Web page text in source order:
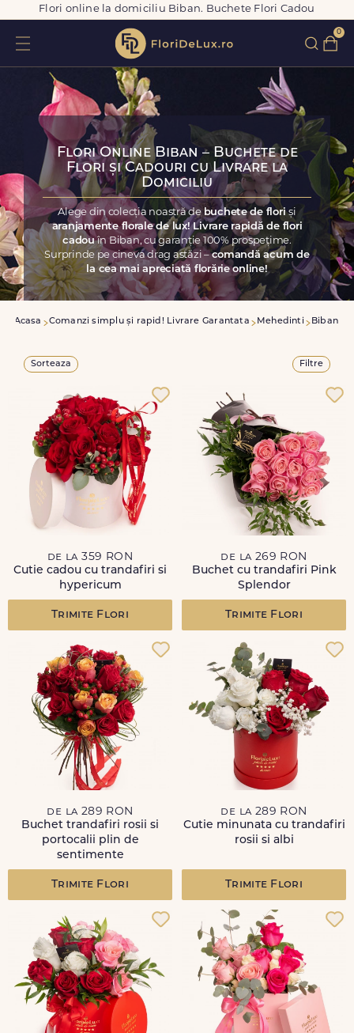
Flori online la domiciliu Biban. Buchete Flori Cadou
0
Flori Online Biban – Buchete de
Flori și Cadouri cu Livrare la
Domiciliu
Alege din colecția noastră de buchete de floriși
aranjamente florale de lux! Livrare rapidă de flori
cadouîn Biban, cu garanție 100% prospețime.
Surprinde pe cineva drag astăzi –comandă acum de
la cea mai apreciată florărie online!
Acasa Comanzi simplu și rapid! Livrare Garantata Mehedinti Biban
Sorteaza Filtre
de la 359 RON
Cutie cadou cu trandafiri si
hypericum
Trimite Flori
de la 269 RON
Buchet cu trandafiri Pink
Splendor
Trimite Flori
de la 289 RON
Buchet trandafiri rosii si
portocalii plin de
sentimente
Trimite Flori
de la 289 RON
Cutie minunata cu trandafiri
rosii si albi
Trimite Flori